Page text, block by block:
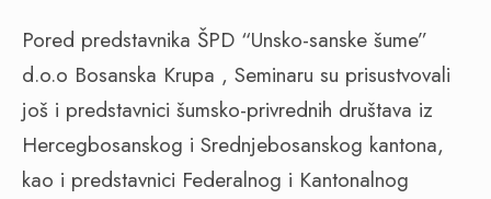
Pored predstavnika ŠPD “Unsko-sanske šume”
d.o.o Bosanska Krupa , Seminaru su prisustvovali
još i predstavnici šumsko-privrednih društava iz
Hercegbosanskog i Srednjebosanskog kantona,
kao i predstavnici Federalnog i Kantonalnog